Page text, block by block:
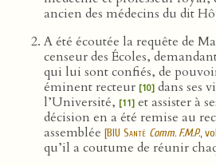
ancien des médecins du dit
A été écoutée la requête de
censeur des Écoles,
qui lui sont confiés, de
éminent recteur [10] dans ses
l’Université, [11] et assister à
décision en a été remise au
assemblée [BIU Santé Comm. F.M.P.,
qu’il a coutume de réunir